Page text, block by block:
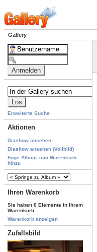
Gallery
Erweiterte Suche
Aktionen
Diashow ansehen
Diashow ansehen (Vollbild)
Füge Album zum Warenkorb
hinzu
Ihren Warenkorb
Sie haben 0 Elemente in Ihrem
Warenkorb
Warenkorb anzeigen
Zufallsbild